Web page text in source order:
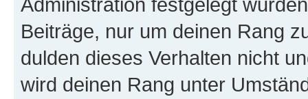
Beiträge, nur um deinen Rang
dulden dieses Verhalten nicht
wird deinen Rang unter